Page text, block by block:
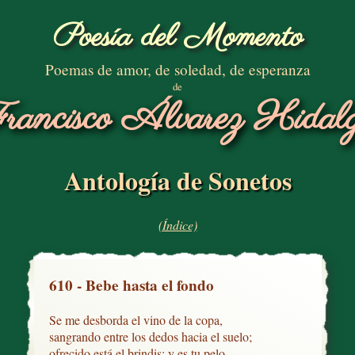
Poesía del Momento
Poemas de amor, de soledad, de esperanza
de
Álvarez
Antología de Sonetos
(Índice)
610 - Bebe hasta el fondo
Se me desborda el vino de la copa,
sangrando entre los dedos hacia el suelo;